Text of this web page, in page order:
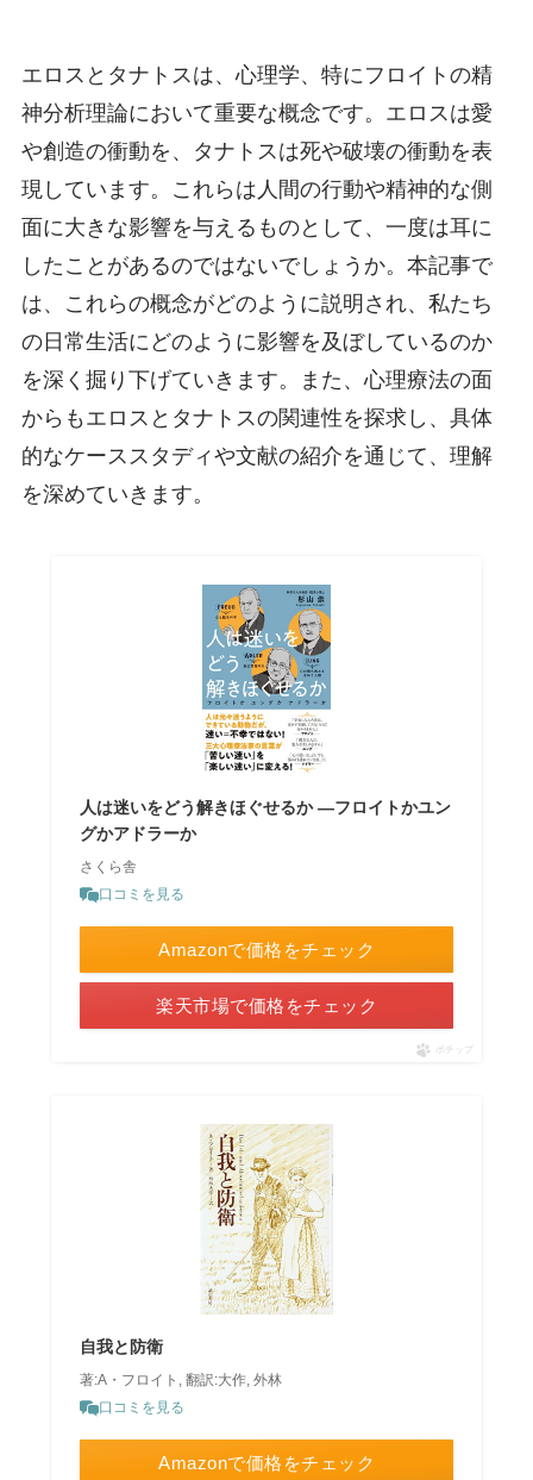
エロスとタナトスは、心理学、特にフロイトの精
神分析理論において重要な概念です。エロスは愛
や創造の衝動を、タナトスは死や破壊の衝動を表
現しています。これらは人間の行動や精神的な側
面に大きな影響を与えるものとして、一度は耳に
したことがあるのではないでしょうか。本記事で
は、これらの概念がどのように説明され、私たち
の日常生活にどのように影響を及ぼしているのか
を深く掘り下げていきます。また、心理療法の面
からもエロスとタナトスの関連性を探求し、具体
的なケーススタディや文献の紹介を通じて、理解
を深めていきます。
人は迷いをどう解きほぐせるか ―フロイトかユン
グかアドラーか
さくら舎
口コミを見る
Amazonで価格をチェック
楽天市場で価格をチェック
ポチップ
自我と防衛
著:A・フロイト, 翻訳:大作, 外林
口コミを見る
Amazonで価格をチェック